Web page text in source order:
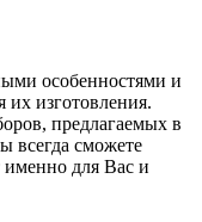
особенностями и
их изготовления.
предлагаемых в
сможете
именно для Вас и